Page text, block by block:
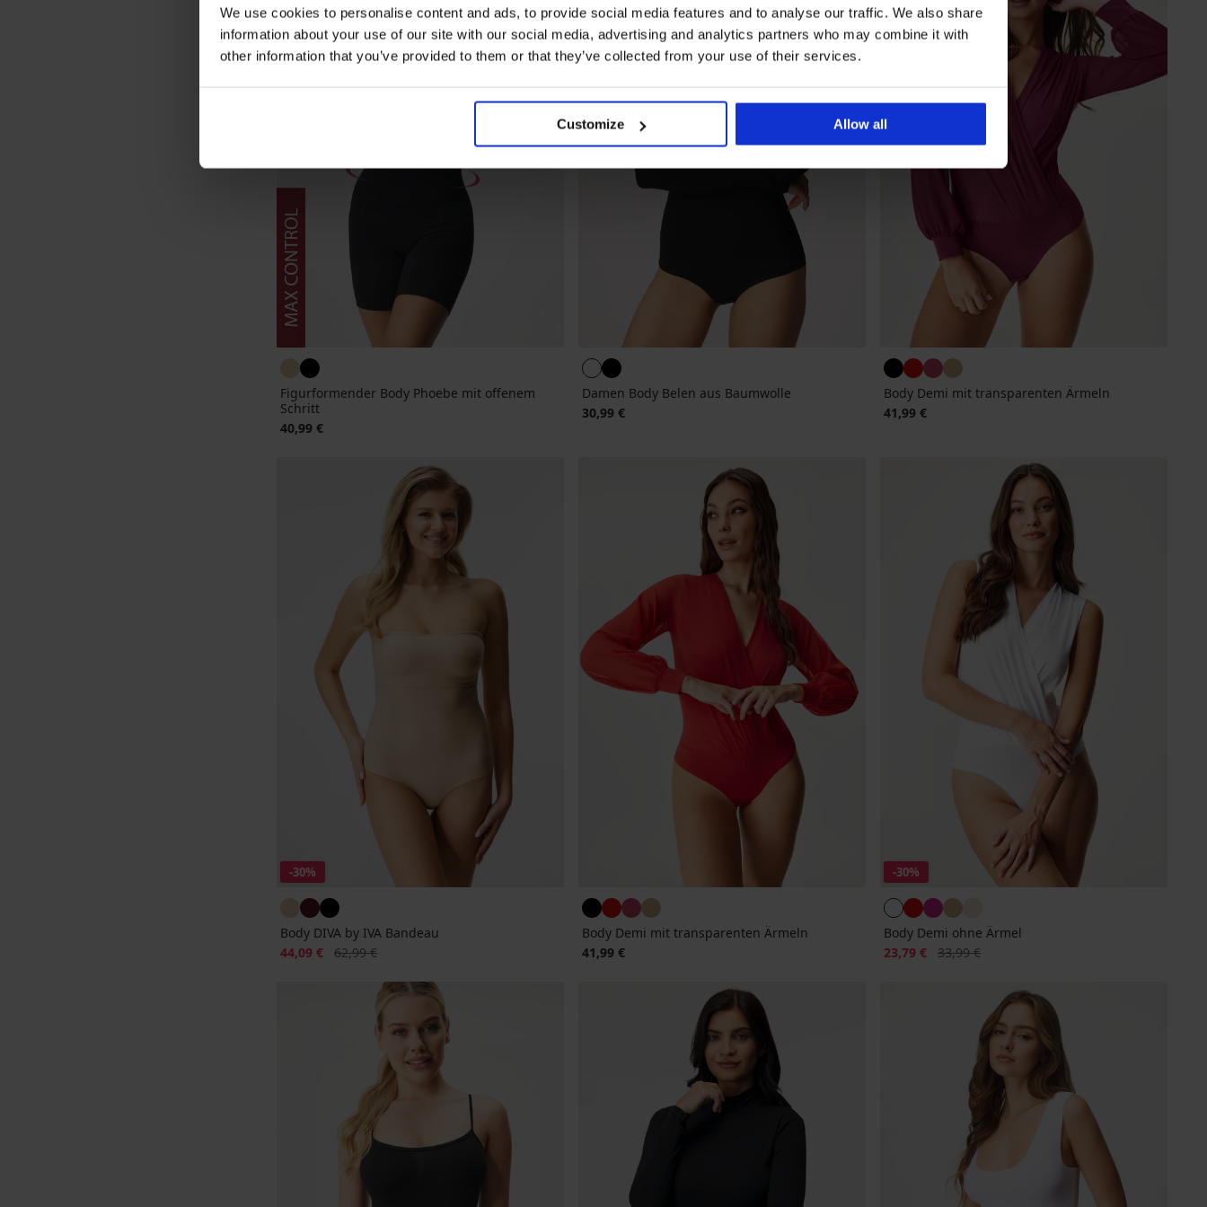
We use cookies to personalise content and ads, to provide social media features and to analyse our traffic. We also share
information about your use of our site with our social media, advertising and analytics partners who may combine it with
other information that you’ve provided to them or that they’ve collected from your use of their services.
Customize Allow all
Figurformender Body Phoebe mit offenem
Schritt
40,99 €
Damen Body Belen aus Baumwolle
30,99 €
Body Demi mit transparenten Ärmeln
41,99 €
-30%
Body DIVA by IVA Bandeau
Rabatt
44,09 € Alter Preis
62,99 €
Body Demi mit transparenten Ärmeln
41,99 €
-30%
Body Demi ohne Ärmel
Rabatt
23,79 € Alter Preis
33,99 €